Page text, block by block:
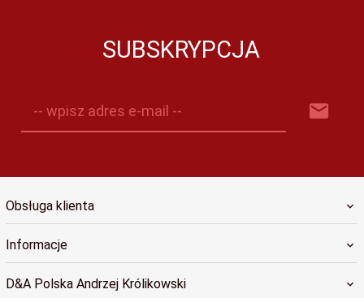
SUBSKRYPCJA
-- wpisz adres e-mail --
Obsługa klienta
Informacje
D&A Polska Andrzej Królikowski